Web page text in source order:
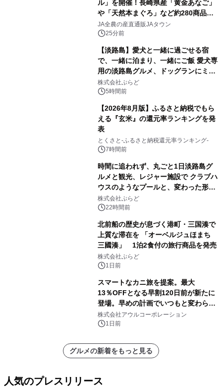
ル」を開催！長崎県産「黄金あなご」
や「天然本まぐろ」など約280商品を
販売！～毎月１０日の定例企画～
JA全農の産直通販JAタウン
25分前
【淡路島】愛犬と一緒に過ごせる宿
で、一緒に泊まり、一緒にご飯 愛犬専
用の淡路島グルメ、ドッグランにミニ
プール グランピングとトレーラーハウ
スの2施設で
株式会社ぷらど
5時間前
【2026年8月版】ふるさと納税でもら
える『玄米』の還元率ランキングを発
表
とくさと-ふるさと納税還元率ランキング-
7時間前
時間に追われず、丸ごと1日淡路島グ
ルメと観光、レジャー施設で クラブハ
ウスのようなプールと、変わった形の
サウナも 「THE BOXY AWAJI」のお
得な素泊まり連泊プランで
株式会社ぷらど
22時間前
北前船の歴史が息づく港町・三国湊で
上質な滞在を 「オーベルジュほまち
三國湊」 1泊2食付の旅行商品を発売
株式会社ぷらど
1日前
スマートなカニ旅を提案。最大
13％OFFとなる早割120日前が新たに
登場。早めの計画でいつもと変わらぬ
大人の冬旅を。ー夕日ヶ浦温泉「佳松
苑 別邸ふうか」ー
株式会社アウルコーポレーション
1日前
グルメの新着をもっと見る
人気のプレスリリース